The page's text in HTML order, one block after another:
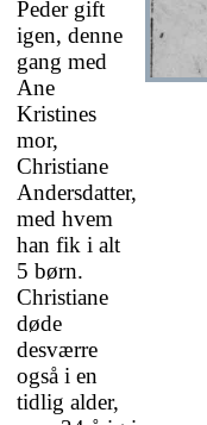
Peder gift
igen, denne
gang med
Ane
Kristines
mor,
Christiane
Andersdatter,
med hvem
han fik i alt
5 børn.
Christiane
døde
desværre
også i en
tidlig alder,